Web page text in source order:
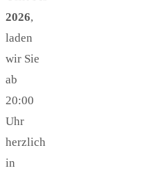
2026,
laden
wir Sie
ab
20:00
Uhr
herzlich
in